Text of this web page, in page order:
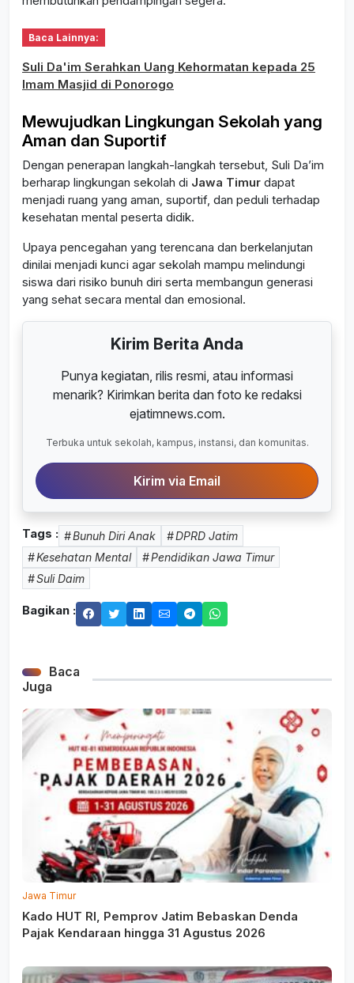
Baca Lainnya:
Suli Da'im Serahkan Uang Kehormatan kepada 25
Imam Masjid di Ponorogo
Mewujudkan Lingkungan Sekolah yang
Aman dan Suportif
Dengan penerapan langkah-langkah tersebut, Suli Da’im
berharap lingkungan sekolah di Jawa Timur dapat
menjadi ruang yang aman, suportif, dan peduli terhadap
kesehatan mental peserta didik.
Upaya pencegahan yang terencana dan berkelanjutan
dinilai menjadi kunci agar sekolah mampu melindungi
siswa dari risiko bunuh diri serta membangun generasi
yang sehat secara mental dan emosional.
Kirim Berita Anda
Punya kegiatan, rilis resmi, atau informasi
menarik? Kirimkan berita dan foto ke redaksi
ejatimnews.com.
Terbuka untuk sekolah, kampus, instansi, dan komunitas.
Kirim via Email
Tags : Bunuh Diri Anak
DPRD Jatim
Kesehatan Mental
Pendidikan Jawa Timur
Suli Daim
Bagikan :
Baca
Juga
Jawa Timur
Kado HUT RI, Pemprov Jatim Bebaskan Denda
Pajak Kendaraan hingga 31 Agustus 2026